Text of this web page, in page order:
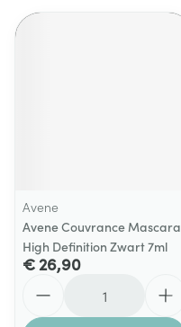
Avene
Avene Couvrance Mascara
High Definition Zwart 7ml
€ 26,90